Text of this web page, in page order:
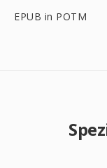
EPUB in POTM